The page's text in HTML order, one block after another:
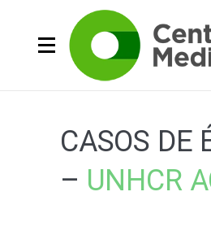
CASOS DE
– UNHCR